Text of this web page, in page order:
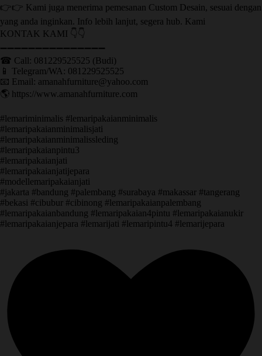
👉👉 Kami juga menerima pemesanan Custom Desain, sesuai dengan
yang anda inginkan. Info lebih lanjut, segera hub. Kami
KONTAK KAMI 👇👇
➖➖➖➖➖➖➖➖➖➖➖➖➖➖➖ ㅤ
☎ Call: 081229525525 (Budi)
📱 Telegram/WA: 081229525525
📧 Email: amanahfurniture@yahoo.com
🌎 https://www.amanahfurniture.com
#lemariminimalis #lemaripakaianminimalis
#lemaripakaianminimalisjati
#lemaripakaianminimalissleding
#lemaripakaianpintu3
#lemaripakaianjati
#lemaripakaianjatijepara
#modellemaripakaianjati
#jakarta #bandung #palembang #surabaya #makassar #tangerang
#bekasi #cibubur #cibinong #lemaripakaianpalembang
#lemaripakaianbandung #lemaripakaian4pintu #lemaripakaianukir
#lemaripakaianjepara #lemarijati #lemaripintu4 #lemarijepara